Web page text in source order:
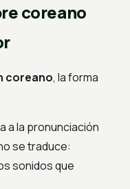
coreano
coreano, la forma
a la pronunciación
se traduce:
sonidos que